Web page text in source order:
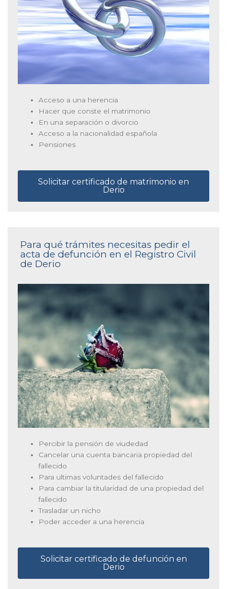
Acceso a una herencia
Hacer que conste el matrimonio
En una separación o divorcio
Acceso a la nacionalidad española
Pensiones
Solicitar certificado de matrimonio en
Derio
Para qué trámites necesitas pedir el
acta de defunción en el Registro Civil
de Derio
Percibir la pensión de viudedad
Cancelar una cuenta bancaria propiedad del
fallecido
Para ultimas voluntades del fallecido
Para cambiar la titularidad de una propiedad del
fallecido
Trasladar un nicho
Poder acceder a una herencia
Solicitar certificado de defunción en
Derio